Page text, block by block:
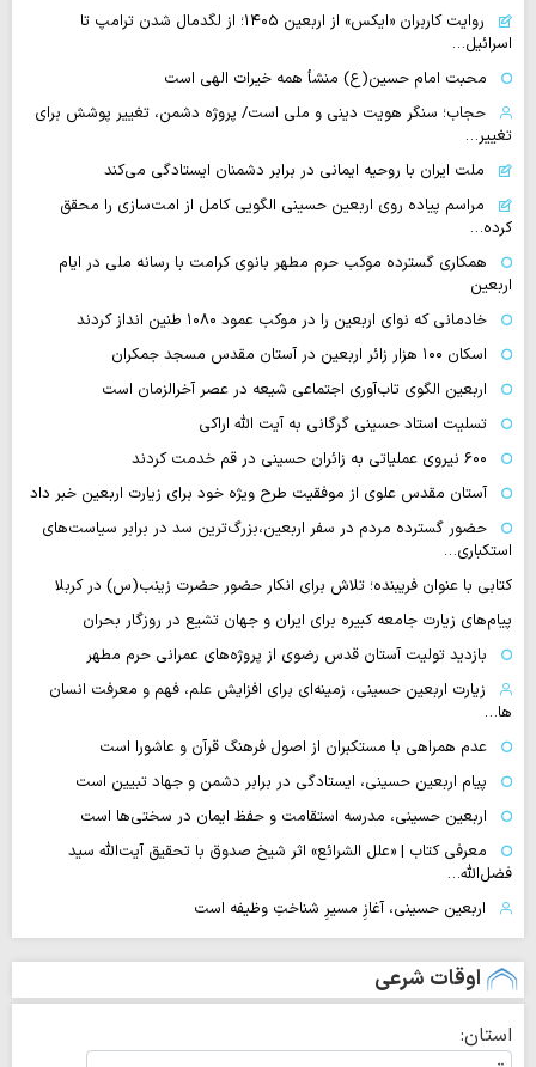
روایت‌ کاربران «ایکس» از اربعین ۱۴۰۵؛ از لگدمال شدن ترامپ تا
اسرائیل…
محبت امام حسین(ع) منشأ همه خیرات الهی است
حجاب؛ سنگر هویت دینی و ملی است/ پروژه دشمن، تغییر پوشش برای
تغییر…
ملت ایران با روحیه ایمانی در برابر دشمنان ایستادگی می‌کند
مراسم پیاده روی اربعین حسینی الگویی کامل از امت‌سازی را محقق
کرده…
همکاری گسترده موکب حرم مطهر بانوی کرامت با رسانه ملی در ایام
اربعین
خادمانی که نوای اربعین را در موکب عمود ۱۰۸۰ طنین انداز کردند
اسکان ۱۰۰ هزار زائر اربعین در آستان مقدس مسجد جمکران
اربعین الگوی تاب‌آوری اجتماعی شیعه در عصر آخرالزمان است
تسلیت استاد حسینی گرگانی به آیت الله اراکی
۶۰۰ نیروی عملیاتی به زائران حسینی در قم خدمت کردند
آستان مقدس علوی از موفقیت طرح ویژه خود برای زیارت اربعین خبر داد
حضور گسترده مردم در سفر اربعین،بزرگ‌ترین سد در برابر سیاست‌های
استکباری…
کتابی با عنوان فریبنده؛ تلاش برای انکار حضور حضرت زینب(س) در کربلا
پیام‌های زیارت جامعه کبیره برای ایران و جهان تشیع در روزگار بحران
بازدید تولیت آستان قدس رضوی از پروژه‌های عمرانی حرم مطهر
زیارت اربعین حسینی، زمینه‌ای برای افزایش علم، فهم و معرفت انسان
ها…
عدم همراهی با مستکبران از اصول فرهنگ قرآن و عاشورا است
پیام اربعین حسینی، ایستادگی در برابر دشمن و جهاد تبیین است
اربعین حسینی، مدرسه استقامت و حفظ ایمان در سختی‌ها است
معرفی کتاب | «علل الشرائع» اثر شیخ صدوق با تحقیق آیت‌الله سید
فضل‌الله…
اربعین حسینی، آغازِ مسیرِ شناختِ وظیفه است
اوقات شرعی
استان: